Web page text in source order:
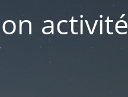
activité